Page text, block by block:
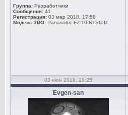
Группа: Разработчики
Сообщения: 41
Регистрация: 03 мар 2018, 17:58
Модель 3DO: Panasonic FZ-10 NTSC-U
03 июн 2018, 20:25
Evgen-san